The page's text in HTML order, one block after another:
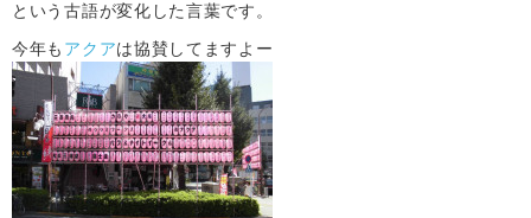
という古語が変化した言葉です。
今年も アクアは協賛してますよー